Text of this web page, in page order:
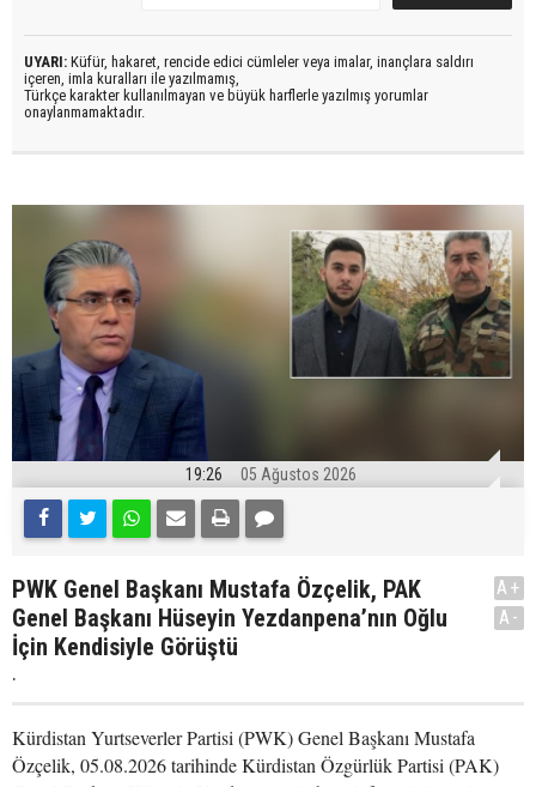
UYARI: Küfür, hakaret, rencide edici cümleler veya imalar, inançlara saldırı
içeren, imla kuralları ile yazılmamış,
Türkçe karakter kullanılmayan ve büyük harflerle yazılmış yorumlar
onaylanmamaktadır.
19:26 05 Ağustos 2026
PWK Genel Başkanı Mustafa Özçelik, PAK
Genel Başkanı Hüseyin Yezdanpena’nın Oğlu
İçin Kendisiyle Görüştü
.
A+
A-
Kürdistan Yurtseverler Partisi (PWK) Genel Başkanı Mustafa
Özçelik, 05.08.2026 tarihinde Kürdistan Özgürlük Partisi (PAK)